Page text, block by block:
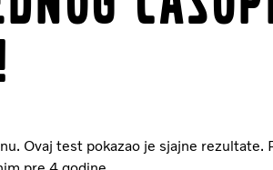
Ovaj test pokazao je sjajne rezultate.